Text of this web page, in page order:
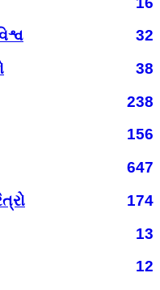
32
38
238
156
647
174
13
12